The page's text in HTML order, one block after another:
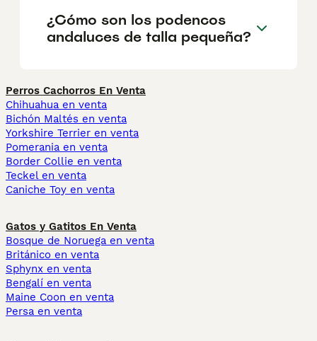
¿Cómo son los podencos
andaluces de talla pequeña?
Perros Cachorros En Venta
Chihuahua en venta
Bichón Maltés en venta
Yorkshire Terrier en venta
Pomerania en venta
Border Collie en venta
Teckel en venta
Caniche Toy en venta
Gatos y Gatitos En Venta
Bosque de Noruega en venta
Británico en venta
Sphynx en venta
Bengalí en venta
Maine Coon en venta
Persa en venta